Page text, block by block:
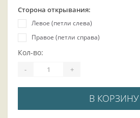
Сторона открывания:
Левое (петли слева)
Правое (петли справа)
Кол-во:
- +
В КОРЗИНУ